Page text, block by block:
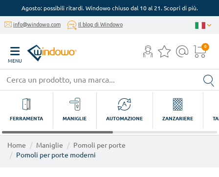
Agosto: possibili ritardi. Windowo chiuso dal 10 al 21. Scopri di più.
info@windowo.com Il blog di Windowo
MENU
0
FERRAMENTA MANIGLIE AUTOMAZIONE ZANZARIERE
Home Maniglie
Pomoli per porte
Pomoli per porte moderni